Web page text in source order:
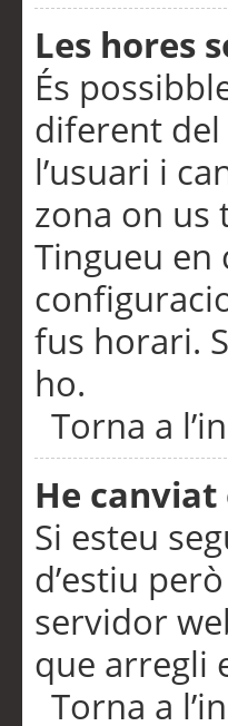
Les hores
És
diferent del
l’usuari i
zona on us
Tingueu en
fus horari.
ho.
Torna a
He
Si esteu
d’estiu
servidor
que arregli
Torna a